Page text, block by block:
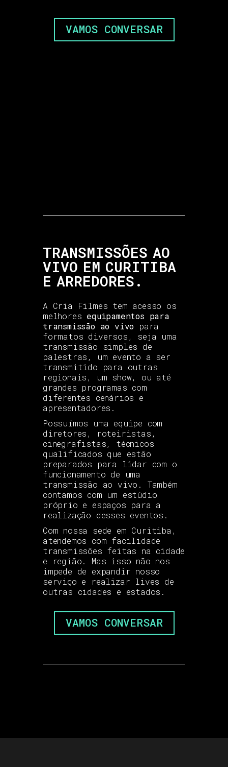
VAMOS CONVERSAR
TRANSMISSÕES AO
VIVO EM CURITIBA
E ARREDORES.
A Cria Filmes tem acesso os
melhores equipamentos para
transmissão ao vivo para
formatos diversos, seja uma
transmissão simples de
palestras, um evento a ser
transmitido para outras
regionais, um show, ou até
grandes programas com
diferentes cenários e
apresentadores.
Possuímos uma equipe com
diretores, roteiristas,
cinegrafistas, técnicos
qualificados que estão
preparados para lidar com o
funcionamento de uma
transmissão ao vivo. Também
contamos com um estúdio
próprio e espaços para a
realização desses eventos.
Com nossa sede em Curitiba,
atendemos com facilidade
transmissões feitas na cidade
e região. Mas isso não nos
impede de expandir nosso
serviço e realizar lives de
outras cidades e estados.
VAMOS CONVERSAR